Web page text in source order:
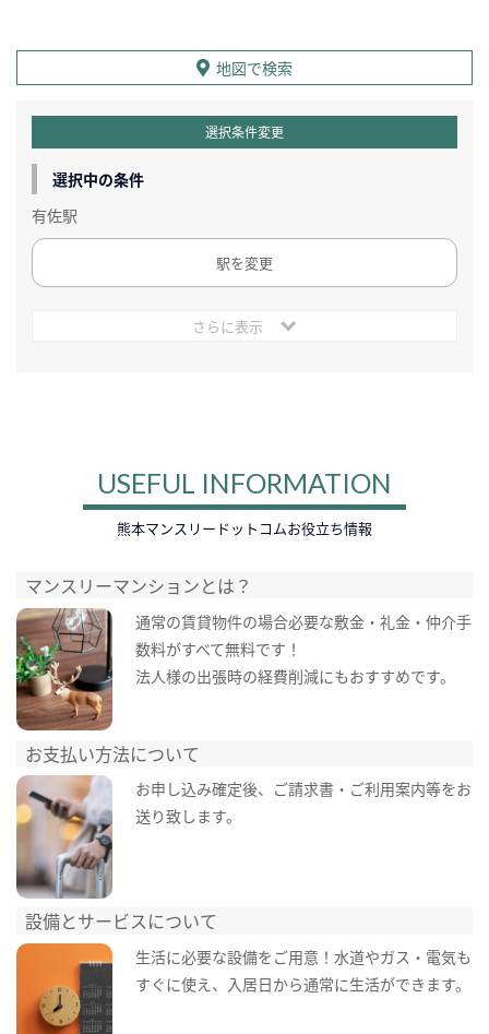
地図で検索
選択条件変更
選択中の条件
有佐駅
駅を変更
さらに表示
USEFUL INFORMATION
熊本マンスリードットコムお役立ち情報
マンスリーマンションとは？
通常の賃貸物件の場合必要な敷金・礼金・仲介手
数料がすべて無料です！
法人様の出張時の経費削減にもおすすめです。
お支払い方法について
お申し込み確定後、ご請求書・ご利用案内等をお
送り致します。
設備とサービスについて
生活に必要な設備をご用意！水道やガス・電気も
すぐに使え、入居日から通常に生活ができます。